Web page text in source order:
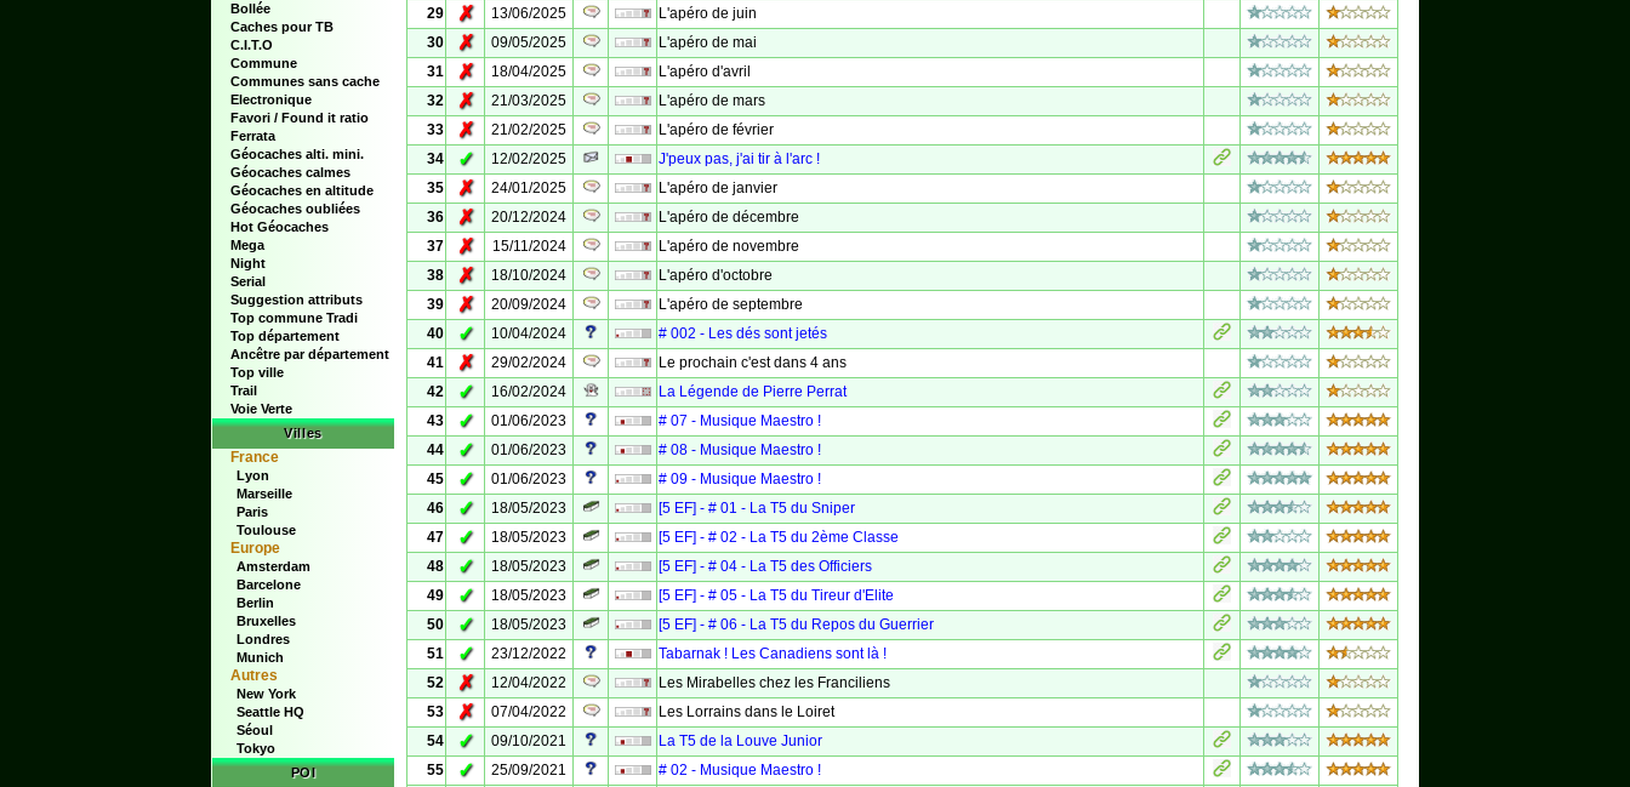
Bollée
Caches pour TB
C.I.T.O
Commune
Communes sans cache
Electronique
Favori / Found it ratio
Ferrata
Géocaches alti. mini.
Géocaches calmes
Géocaches en altitude
Géocaches oubliées
Hot Géocaches
Mega
Night
Serial
Suggestion attributs
Top commune Tradi
Top département
Ancêtre par département
Top ville
Trail
Voie Verte
Villes
France
Lyon
Marseille
Paris
Toulouse
Europe
Amsterdam
Barcelone
Berlin
Bruxelles
Londres
Munich
Autres
New York
Seattle HQ
Séoul
Tokyo
POI
29
✗ 13/06/2025
L'apéro de juin
30
✗ 09/05/2025
L'apéro de mai
31
✗ 18/04/2025
L'apéro d'avril
32
✗ 21/03/2025
L'apéro de mars
33
✗ 21/02/2025
L'apéro de février
34
✓ 12/02/2025
J'peux pas, j'ai tir à l'arc !
35
✗ 24/01/2025
L'apéro de janvier
36
✗ 20/12/2024
L'apéro de décembre
37
✗ 15/11/2024
L'apéro de novembre
38
✗ 18/10/2024
L'apéro d'octobre
39
✗ 20/09/2024
L'apéro de septembre
40
✓ 10/04/2024
# 002 - Les dés sont jetés
41
✗ 29/02/2024
Le prochain c'est dans 4 ans
42
✓ 16/02/2024
La Légende de Pierre Perrat
43
✓ 01/06/2023
# 07 - Musique Maestro !
44
✓ 01/06/2023
# 08 - Musique Maestro !
45
✓ 01/06/2023
# 09 - Musique Maestro !
46
✓ 18/05/2023
[5 EF] - # 01 - La T5 du Sniper
47
✓ 18/05/2023
[5 EF] - # 02 - La T5 du 2ème Classe
48
✓ 18/05/2023
[5 EF] - # 04 - La T5 des Officiers
49
✓ 18/05/2023
[5 EF] - # 05 - La T5 du Tireur d'Elite
50
✓ 18/05/2023
[5 EF] - # 06 - La T5 du Repos du Guerrier
51
✓ 23/12/2022
Tabarnak ! Les Canadiens sont là !
52
✗ 12/04/2022
Les Mirabelles chez les Franciliens
53
✗ 07/04/2022
Les Lorrains dans le Loiret
54
✓ 09/10/2021
La T5 de la Louve Junior
55
✓ 25/09/2021
# 02 - Musique Maestro !